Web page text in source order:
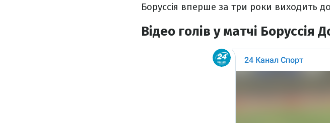
Боруссія вперше за три роки виходить
Відео голів у матчі Боруссія